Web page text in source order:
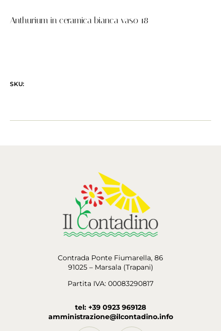
Anthurium in ceramica bianca vaso 18
SKU:
Contrada Ponte Fiumarella, 86
91025 – Marsala (Trapani)
Partita IVA: 00083290817
tel: +39 0923 969128
amministrazione@ilcontadino.info